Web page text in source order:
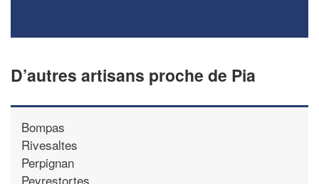
D’autres artisans proche de Pia
Bompas
Rivesaltes
Perpignan
Peyrestortes